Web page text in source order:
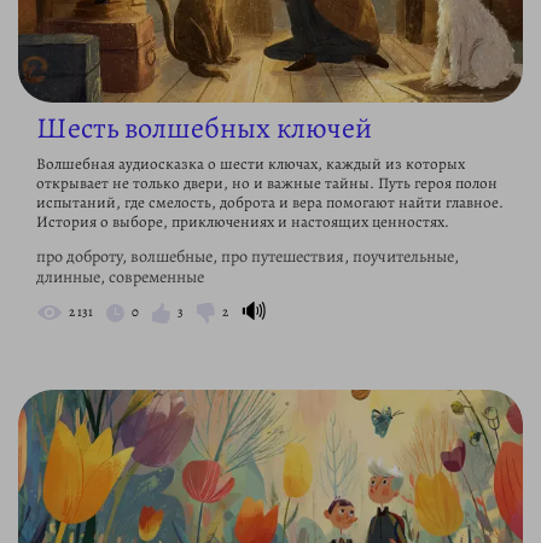
Шесть волшебных ключей
Волшебная аудиосказка о шести ключах, каждый из которых
открывает не только двери, но и важные тайны. Путь героя полон
испытаний, где смелость, доброта и вера помогают найти главное.
История о выборе, приключениях и настоящих ценностях.
про доброту, волшебные, про путешествия, поучительные,
длинные, современные
2 131 0 3 2 🔊